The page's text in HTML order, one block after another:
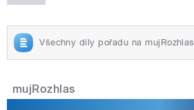
Všechny díly pořadu na mujRozhlas
mujRozhlas